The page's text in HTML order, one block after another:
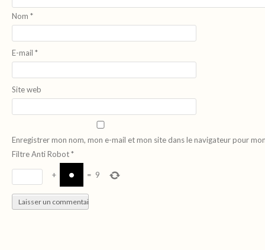
Nom *
E-mail *
Site web
Enregistrer mon nom, mon e-mail et mon site dans le navigateur pour
Filtre Anti Robot*
+ = 9